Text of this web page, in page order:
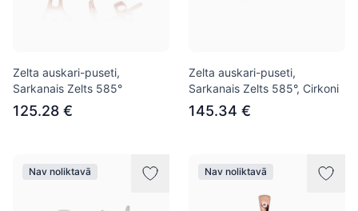
Zelta auskari-puseti,
Sarkanais Zelts 585°
125.28 €
Zelta auskari-puseti,
Sarkanais Zelts 585°, Cirkoni
145.34 €
Nav noliktavā Nav noliktavā